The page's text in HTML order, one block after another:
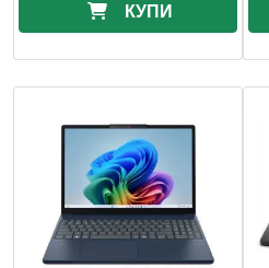
КУПИ